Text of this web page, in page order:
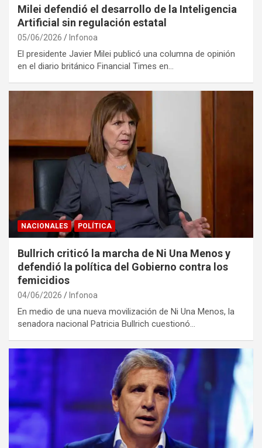
Milei defendió el desarrollo de la Inteligencia
Artificial sin regulación estatal
05/06/2026 Infonoa
El presidente Javier Milei publicó una columna de opinión
en el diario británico Financial Times en…
NACIONALES POLÍTICA
Bullrich criticó la marcha de Ni Una Menos y
defendió la política del Gobierno contra los
femicidios
04/06/2026 Infonoa
En medio de una nueva movilización de Ni Una Menos, la
senadora nacional Patricia Bullrich cuestionó…